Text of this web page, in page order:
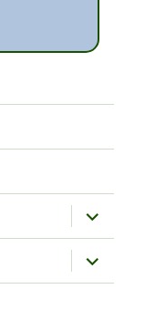
öffnen
öffnen